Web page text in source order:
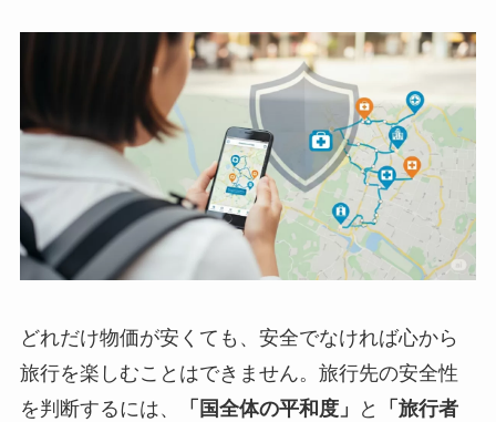
どれだけ物価が安くても、安全でなければ心から
旅行を楽しむことはできません。旅行先の安全性
を判断するには、
「国全体の平和度」 と
「旅行者